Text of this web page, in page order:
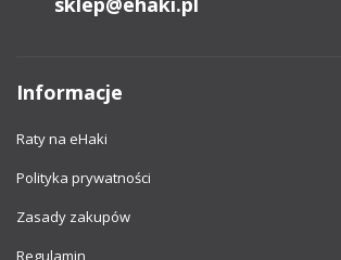
Informacje
Raty na eHaki
Polityka prywatności
Zasady zakupów
Regulamin